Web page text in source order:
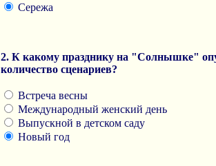
Сережа
2. К какому празднику на "Солнышке"
количество сценариев?
Встреча весны
Международный женский день
Выпускной в детском саду
Новый год